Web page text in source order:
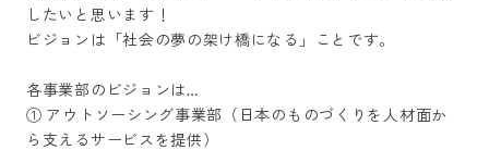
したいと思います！
ビジョンは「社会の夢の架け橋になる」ことです。
各事業部のビジョンは…
① アウトソーシング事業部（日本のものづくりを人材面か
ら支えるサービスを提供）